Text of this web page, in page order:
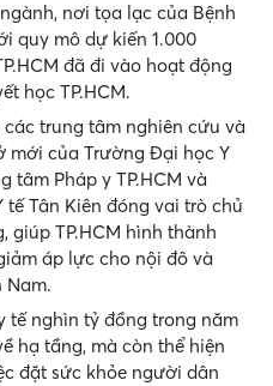
nơi tọa lạc của Bệnh
quy mô dự kiến 1.000
đã đi vào hoạt động
học TP.HCM.
trung tâm nghiên cứu và
mới của Trường Đại học Y
tâm Pháp y TP.HCM và
tế Tân Kiên đóng vai trò chủ
giúp TP.HCM hình thành
áp lực cho nội đô và
Nam.
tế nghìn tỷ đồng trong năm
hạ tầng, mà còn thể hiện
đặt sức khỏe người dân